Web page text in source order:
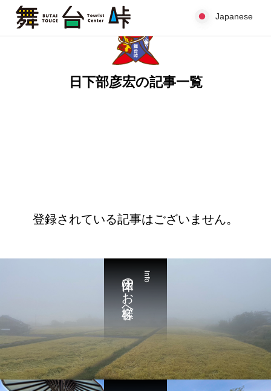
日下部彦宏の記事一覧
登録されている記事はございません。
info
団体のお客様へ
Japanese
Japanese